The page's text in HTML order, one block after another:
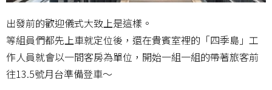
出發前的歡迎儀式大致上是這樣。
等組員們都先上車就定位後，還在貴賓室裡的「四季島」工
作人員就會以一間客房為單位，開始一組一組的帶著旅客前
往13.5號月台準備登車～